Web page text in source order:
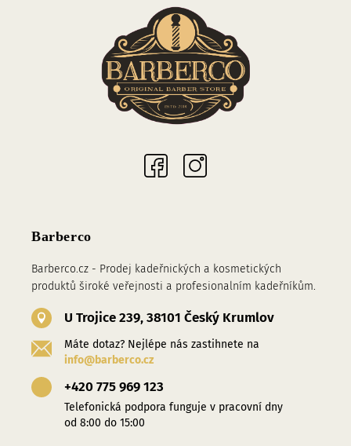
Barberco
Barberco.cz - Prodej kadeřnických a kosmetických
produktů široké veřejnosti a profesionalním kadeřníkům.
U Trojice 239, 38101 Český Krumlov
Máte dotaz? Nejlépe nás zastihnete na
info@barberco.cz
+420 775 969 123
Telefonická podpora funguje v pracovní dny
od 8:00 do 15:00